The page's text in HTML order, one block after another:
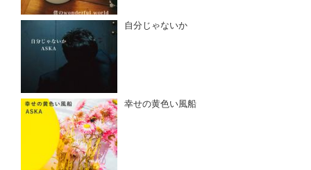
自分じゃないか
幸せの黄色い風船